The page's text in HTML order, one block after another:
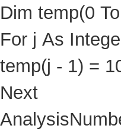
Dim temp(0
For j As
temp(j - 1) =
Next